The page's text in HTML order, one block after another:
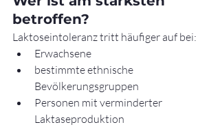
betroffen?
Laktoseintoleranz tritt häufiger auf bei:
Erwachsene
bestimmte ethnische
Bevölkerungsgruppen
Personen mit verminderter
Laktaseproduktion